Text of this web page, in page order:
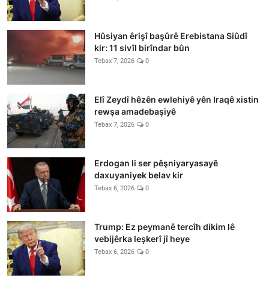
Hûsiyan êrişî başûrê Erebistana Siûdî
kir: 11 sivîl birîndar bûn
Tebax 7, 2026 0
Elî Zeydî hêzên ewlehiyê yên Iraqê xistin
rewşa amadebaşiyê
Tebax 7, 2026 0
Erdogan li ser pêşniyaryasayê
daxuyaniyek belav kir
Tebax 6, 2026 0
Trump: Ez peymanê tercîh dikim lê
vebijêrka leşkerî jî heye
Tebax 6, 2026 0